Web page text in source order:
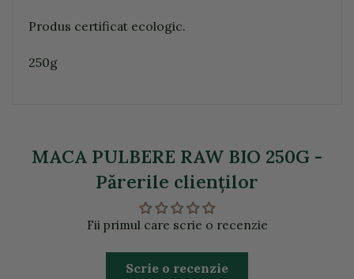
Produs certificat ecologic.
250g
MACA PULBERE RAW BIO 250G -
Părerile clienţilor
Fii primul care scrie o recenzie
Scrie o recenzie